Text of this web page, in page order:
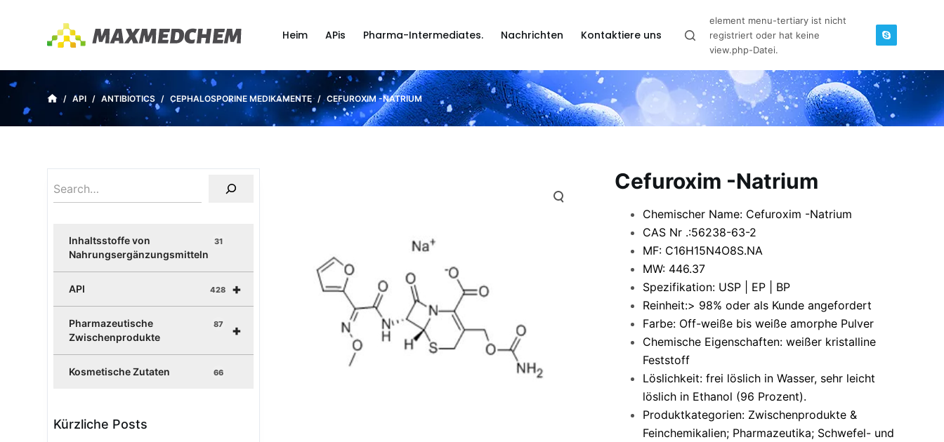
I
n
a
Heim APis Pharma-Intermediates. Nachrichten Kontaktiere uns
element menu-tertiary ist nicht
registriert oder hat keine
view.php-Datei.
/ API / ANTIBIOTICS / CEPHALOSPORINE MEDIKAMENTE / CEFUROXIM -NATRIUM
Cefuroxim -Natrium
Chemischer Name: Cefuroxim -Natrium
CAS Nr .:56238-63-2
MF: C16H15N4O8S.NA
MW: 446.37
Spezifikation: USP | EP | BP
Reinheit:> 98% oder als Kunde angefordert
Farbe: Off-weiße bis weiße amorphe Pulver
Chemische Eigenschaften: weißer kristalline
Feststoff
Löslichkeit: frei löslich in Wasser, sehr leicht
löslich in Ethanol (96 Prozent).
Produktkategorien: Zwischenprodukte &
Feinchemikalien; Pharmazeutika; Schwefel- und
Inhaltsstoffe von
Nahrungsergänzungsmitteln
31
+
API 428
+
Pharmazeutische
Zwischenprodukte
87
Kosmetische Zutaten 66
Kürzliche Posts